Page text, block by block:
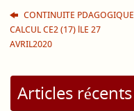
CONTINUITE PDAGOGIQUE
CALCUL CE2 (17) lLE 27
AVRIL2020
Articles récents